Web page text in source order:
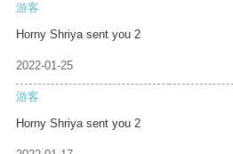
游客
Horny Shriya sent you 2
2022-01-25
游客
Horny Shriya sent you 2